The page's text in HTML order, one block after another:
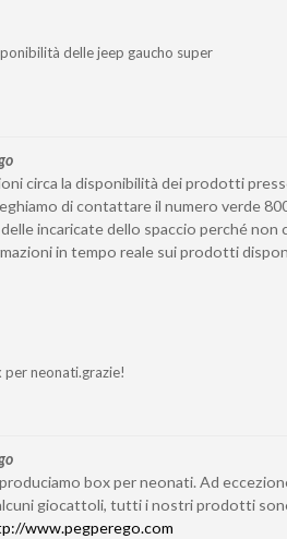
delle jeep gaucho super
circa la disponibilità dei prodotti
di contattare il numero verde
incaricate dello spaccio perché non
in tempo reale sui prodotti
neonati.grazie!
box per neonati. Ad
giocattoli, tutti i nostri prodotti
www.pegperego.com